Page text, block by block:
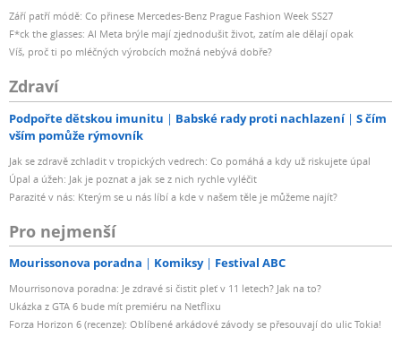
Září patří módě: Co přinese Mercedes-Benz Prague Fashion Week SS27
F*ck the glasses: AI Meta brýle mají zjednodušit život, zatím ale dělají opak
Víš, proč ti po mléčných výrobcích možná nebývá dobře?
Zdraví
Podpořte dětskou imunitu Babské rady proti nachlazení
S čím
vším pomůže rýmovník
Jak se zdravě zchladit v tropických vedrech: Co pomáhá a kdy už riskujete úpal
Úpal a úžeh: Jak je poznat a jak se z nich rychle vyléčit
Parazité v nás: Kterým se u nás líbí a kde v našem těle je můžeme najít?
Pro nejmenší
Mourissonova poradna Komiksy Festival ABC
Mourrisonova poradna: Je zdravé si čistit pleť v 11 letech? Jak na to?
Ukázka z GTA 6 bude mít premiéru na Netflixu
Forza Horizon 6 (recenze): Oblíbené arkádové závody se přesouvají do ulic Tokia!